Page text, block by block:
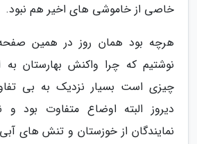
خاصی از خاموشی های اخیر هم نبود.
هرچه بود همان روز در همین
نوشتیم که چرا واکنش بهارستان به
چیزی است بسیار نزدیک به بی
دیروز البته اوضاع متفاوت بود
نمایندگان از خوزستان و تنش های آبی